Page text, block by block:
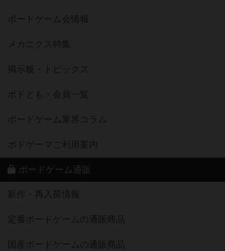
ボードゲーム会情報
メカニクス特集
掲示板・トピックス
ボドとも・会員一覧
ボードゲーム業界コラム
ボドゲーマご利用案内
ボードゲーム通販
新作・再入荷情報
定番ボードゲームの通販商品
国産ボードゲームの通販商品